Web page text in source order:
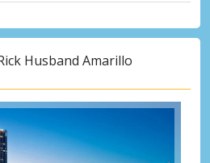
Husband Amarillo